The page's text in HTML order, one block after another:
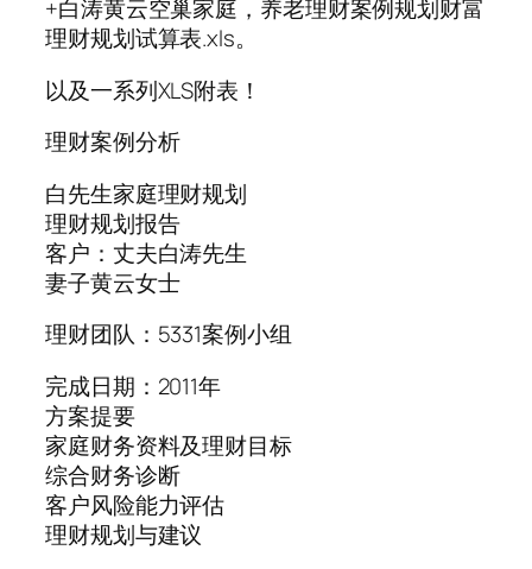
+白涛黄云空巢家庭，养老理财案例规划财富
理财规划试算表.xls。
以及一系列XLS附表！
理财案例分析
白先生家庭理财规划
理财规划报告
客户：丈夫白涛先生
妻子黄云女士
理财团队：5331案例小组
完成日期：2011年
方案提要
家庭财务资料及理财目标
综合财务诊断
客户风险能力评估
理财规划与建议